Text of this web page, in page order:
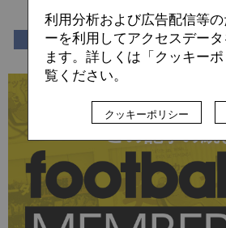
残り:3,743文字/全文
この記事の続
利用分析および広告配信等
ーを利用してアクセスデー
ます。詳しくは「クッキー
覧ください。
クッキーポリシー